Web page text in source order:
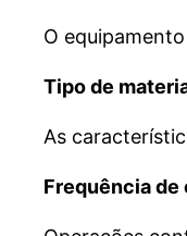
O
Tipo de
As
Frequência de